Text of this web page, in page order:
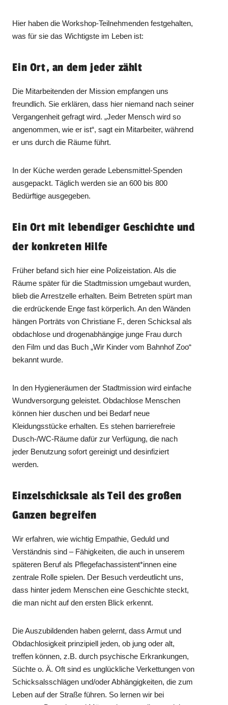
Hier haben die Workshop-Teilnehmenden festgehalten,
was für sie das Wichtigste im Leben ist:
Ein Ort, an dem jeder zählt
Die Mitarbeitenden der Mission empfangen uns
freundlich. Sie erklären, dass hier niemand nach seiner
Vergangenheit gefragt wird. „Jeder Mensch wird so
angenommen, wie er ist“, sagt ein Mitarbeiter, während
er uns durch die Räume führt.
In der Küche werden gerade Lebensmittel-Spenden
ausgepackt. Täglich werden sie an 600 bis 800
Bedürftige ausgegeben.
Ein Ort mit lebendiger Geschichte und
der konkreten Hilfe
Früher befand sich hier eine Polizeistation. Als die
Räume später für die Stadtmission umgebaut wurden,
blieb die Arrestzelle erhalten. Beim Betreten spürt man
die erdrückende Enge fast körperlich. An den Wänden
hängen Porträts von Christiane F., deren Schicksal als
obdachlose und drogenabhängige junge Frau durch
den Film und das Buch „Wir Kinder vom Bahnhof Zoo“
bekannt wurde.
In den Hygieneräumen der Stadtmission wird einfache
Wundversorgung geleistet. Obdachlose Menschen
können hier duschen und bei Bedarf neue
Kleidungsstücke erhalten. Es stehen barrierefreie
Dusch-/WC-Räume dafür zur Verfügung, die nach
jeder Benutzung sofort gereinigt und desinfiziert
werden.
Einzelschicksale als Teil des großen
Ganzen begreifen
Wir erfahren, wie wichtig Empathie, Geduld und
Verständnis sind – Fähigkeiten, die auch in unserem
späteren Beruf als Pflegefachassistent*innen eine
zentrale Rolle spielen. Der Besuch verdeutlicht uns,
dass hinter jedem Menschen eine Geschichte steckt,
die man nicht auf den ersten Blick erkennt.
Die Auszubildenden haben gelernt, dass Armut und
Obdachlosigkeit prinzipiell jeden, ob jung oder alt,
treffen können, z.B. durch psychische Erkrankungen,
Süchte o. Ä. Oft sind es unglückliche Verkettungen von
Schicksalsschlägen und/oder Abhängigkeiten, die zum
Leben auf der Straße führen. So lernen wir bei